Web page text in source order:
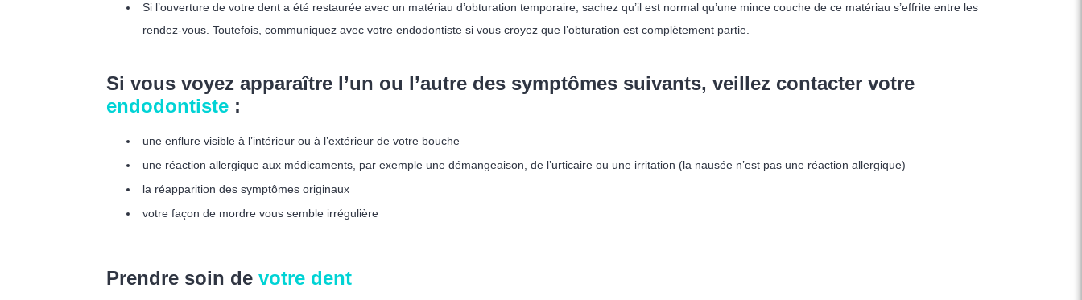
Si l’ouverture de votre dent a été restaurée avec un matériau d’obturation temporaire, sachez qu’il est normal qu’une mince couche de ce matériau s’effrite entre les
rendez-vous. Toutefois, communiquez avec votre endodontiste si vous croyez que l’obturation est complètement partie.
Si vous voyez apparaître l’un ou l’autre des symptômes suivants, veillez contacter votre
endodontiste :
une enflure visible à l’intérieur ou à l’extérieur de votre bouche
une réaction allergique aux médicaments, par exemple une démangeaison, de l’urticaire ou une irritation (la nausée n’est pas une réaction allergique)
la réapparition des symptômes originaux
votre façon de mordre vous semble irrégulière
Prendre soin de votre dent